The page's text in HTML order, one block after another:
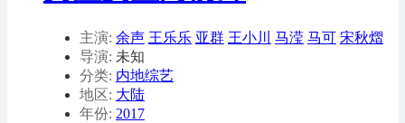
主演: 余声 王乐乐 亚群 王小川 马滢 马可 宋秋熠
导演: 未知
分类: 内地综艺
地区: 大陆
年份: 2017